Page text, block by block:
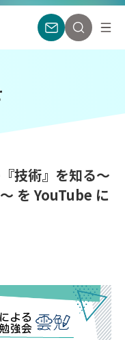
技術』を知る〜
を YouTube に